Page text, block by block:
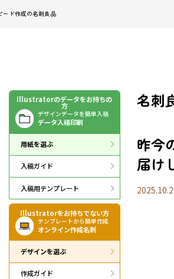
ード作成の名刺良品
Illustratorのデータをお持ちの
方
デザインデータを簡単入稿
データ入稿印刷
用紙を選ぶ
入稿ガイド
入稿用テンプレート
Illustratorをお持ちでない方
テンプレートから簡単作成
オンライン作成名刺
デザインを選ぶ
作成ガイド
名刺
昨今
届け